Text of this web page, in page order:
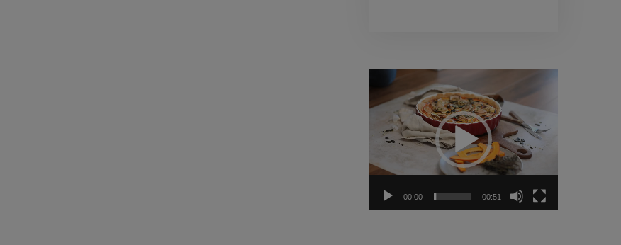
Video-
Player
00:00 00:51